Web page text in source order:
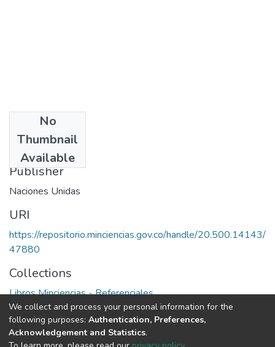
No
Thumbnail
Available
1990
Publisher
Naciones Unidas
URI
https://repositorio.minciencias.gov.co/handle/20.500.14143/
47880
Collections
Libros Minciencias - Referenciales
Full item page
We collect and process your personal information for the
following purposes: Authentication, Preferences,
Acknowledgement and Statistics.